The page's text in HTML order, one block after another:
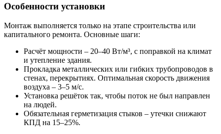
Особенности установки
Монтаж выполняется только на этапе строительства или
капитального ремонта. Основные шаги:
Расчёт мощности – 20–40 Вт/м³, с поправкой на климат
и утепление здания.
Прокладка металлических или гибких трубопроводов в
стенах, перекрытиях. Оптимальная скорость движения
воздуха – 3–5 м/с.
Установка решёток так, чтобы поток не был направлен
на людей.
Обязательная герметизация стыков – утечки снижают
КПД на 15–25%.